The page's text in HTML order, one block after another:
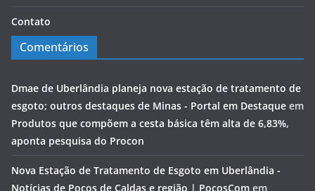
Contato
Comentários
Dmae de Uberlândia planeja nova estação de tratamento de
esgoto; outros destaques de Minas - Portal em Destaque em
Produtos que compõem a cesta básica têm alta de 6,83%,
aponta pesquisa do Procon
Nova Estação de Tratamento de Esgoto em Uberlândia -
Notícias de Poços de Caldas e região | PocosCom em